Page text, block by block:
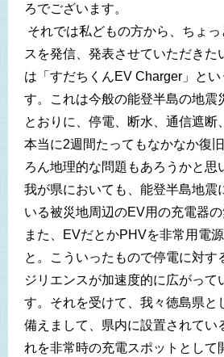
ろでございます。
それでは私どもの方から、ちょ
スを発信、発表させていただきた
は「すだちくんEV Charger」とい
す。これは今般の能登半島の地震
とおりに、停電、断水、通信遮断
本当に2週間たってもなかなか復
ろん地理的な問題もあろうかと思
我が県においても、能登半島地震
いる被災地周辺のEV用の充電器
また、EVだとかPHVを非常用電
と。こういったもので停電に対す
ジリエンスが加速度的に広がって
す。それを受けて、我々徳島県と
備えまして、県内に設置されてい
れを非常時の充電スポットとして